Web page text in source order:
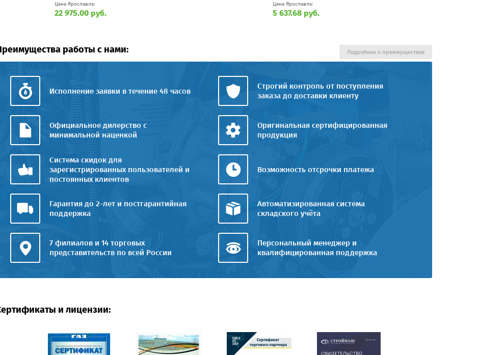
Цена Ярославль:
22 975.00 руб.
Цена Ярославль:
5 637.68 руб.
работы с нами:
Исполнение заявки в течение 48 часов
Строгий контроль от поступления
заказа до доставки клиенту
Официальное дилерство с
минимальной наценкой
Оригинальная сертифицированная
продукция
Система скидок для
зарегистрированных пользователей и
постоянных клиентов
Возможность отсрочки платежа
Гарантия до 2-лет и постгарантийная
поддержка
Автоматизированная система
складского учёта
7 филиалов и 14 торговых
представительств по всей России
Персональный менеджер и
квалифицированная поддержка
Подробнее о преимуществах
и лицензии: